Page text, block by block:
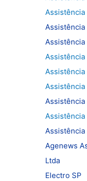
Assistência
Assistência
Assistência
Assistência
Agenews
Ltda
Electro SP